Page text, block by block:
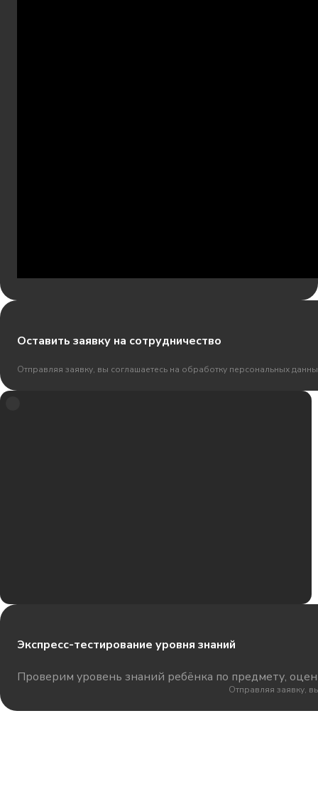
Оставить заявку на сотрудничество
Отправляя заявку, вы соглашаетесь на обработку персональных
Экспресс-тестирование уровня знаний
Проверим уровень знаний ребёнка по предмету,
Отправляя заявку,